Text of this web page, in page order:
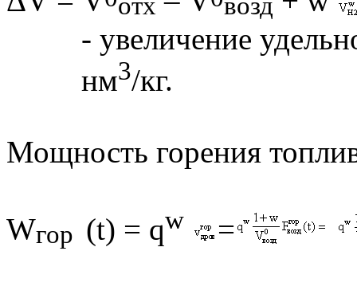
отх возд
- увеличение
нм3/кг.
Мощность горения
Wгор (t) = qw
=